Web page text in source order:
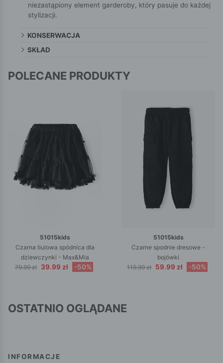
niezastąpiony element garderoby, który pasuje do każdej
stylizacji.
KONSERWACJA
SKŁAD
POLECANE PRODUKTY
51015kids
Czarna tiulowa spódnica dla
dziewczynki - Max&Mia
79.99 zł
39.99 zł -50%
51015kids
Czarne spodnie dresowe -
bojówki
119.99 zł 59.99 zł -50%
OSTATNIO OGLĄDANE
INFORMACJE